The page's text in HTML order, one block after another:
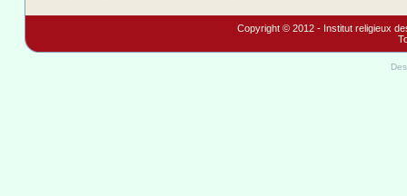
Copyright © 2012 - Institut religieux